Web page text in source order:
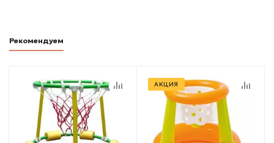
Рекомендуем
АКЦИЯ